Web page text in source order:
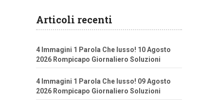
Articoli recenti
4 Immagini 1 Parola Che lusso! 10 Agosto
2026 Rompicapo Giornaliero Soluzioni
4 Immagini 1 Parola Che lusso! 09 Agosto
2026 Rompicapo Giornaliero Soluzioni